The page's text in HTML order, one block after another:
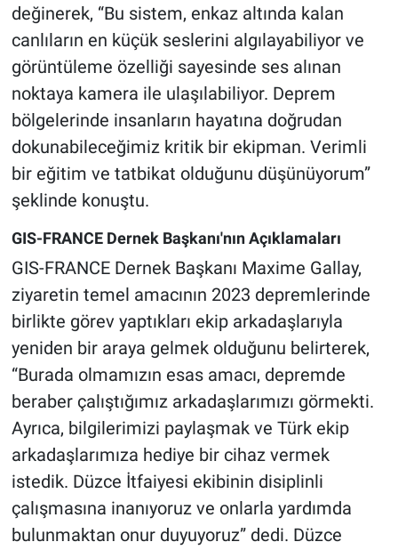
değinerek, “Bu sistem, enkaz altında kalan
canlıların en küçük seslerini algılayabiliyor ve
görüntüleme özelliği sayesinde ses alınan
noktaya kamera ile ulaşılabiliyor. Deprem
bölgelerinde insanların hayatına doğrudan
dokunabileceğimiz kritik bir ekipman. Verimli
bir eğitim ve tatbikat olduğunu düşünüyorum”
şeklinde konuştu.
GIS-FRANCE Dernek Başkanı'nın Açıklamaları
GIS-FRANCE Dernek Başkanı Maxime Gallay,
ziyaretin temel amacının 2023 depremlerinde
birlikte görev yaptıkları ekip arkadaşlarıyla
yeniden bir araya gelmek olduğunu belirterek,
“Burada olmamızın esas amacı, depremde
beraber çalıştığımız arkadaşlarımızı görmekti.
Ayrıca, bilgilerimizi paylaşmak ve Türk ekip
arkadaşlarımıza hediye bir cihaz vermek
istedik. Düzce İtfaiyesi ekibinin disiplinli
çalışmasına inanıyoruz ve onlarla yardımda
bulunmaktan onur duyuyoruz” dedi. Düzce